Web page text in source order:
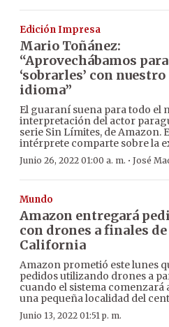
Edición Impresa
Mario Toñánez:
“Aprovechábamos para
‘sobrarles’ con nuestro
idioma”
El guaraní suena para todo el
interpretación del actor
serie Sin Límites, de Amazon.
intérprete comparte sobre la
Junio 26, 2022 01:00 a. m. · José
Mundo
Amazon entregará
con drones a finales de
California
Amazon prometió este lunes
pedidos utilizando drones a
cuando el sistema
una pequeña localidad del
Junio 13, 2022 01:51 p. m.